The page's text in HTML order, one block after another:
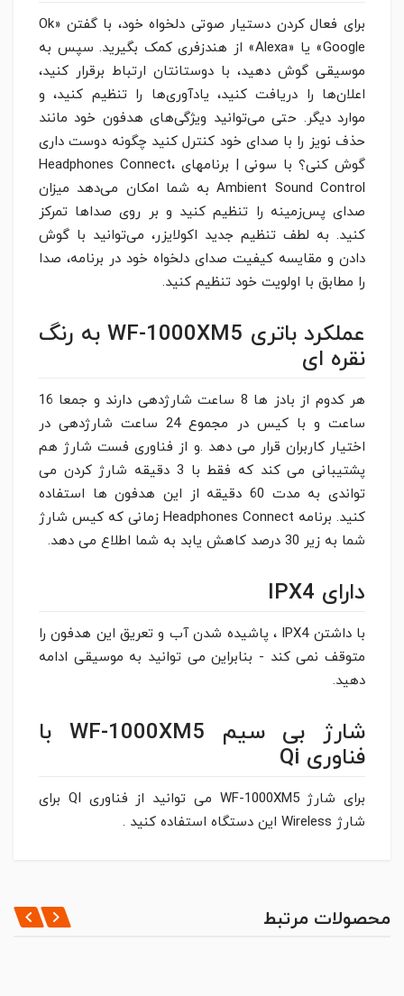
برای فعال کردن دستیار صوتی دلخواه خود، با گفتن «Ok
Google» یا «Alexa» از هندزفری کمک بگیرید. سپس به
موسیقی گوش دهید، با دوستانتان ارتباط برقرار کنید،
اعلان‌ها را دریافت کنید، یادآوری‌ها را تنظیم کنید، و
موارد دیگر. حتی می‌توانید ویژگی‌های هدفون خود مانند
حذف نویز را با صدای خود کنترل کنید چگونه دوست داری
گوش کنی؟ با سونی | برنامهای Headphones Connect،
Ambient Sound Control به شما امکان می‌دهد میزان
صدای پس‌زمینه را تنظیم کنید و بر روی صداها تمرکز
کنید. به لطف تنظیم جدید اکولایزر، می‌توانید با گوش
دادن و مقایسه کیفیت صدای دلخواه خود در برنامه، صدا
را مطابق با اولویت خود تنظیم کنید.
عملکرد باتری WF-1000XM5 به رنگ
نقره ای
هر کدوم از بادز ها 8 ساعت شارژدهی دارند و جمعا 16
ساعت و با کیس در مجموع 24 ساعت شارژدهی در
اختیار کاربران قرار می دهد .و از فناوری فست شارژ هم
پشتیبانی می کند که فقط با 3 دقیقه شارژ کردن می
تواندی به مدت 60 دقیقه از این هدفون ها استفاده
کنید. برنامه Headphones Connect زمانی که کیس شارژ
شما به زیر 30 درصد کاهش یابد به شما اطلاع می دهد.
دارای IPX4
با داشتن IPX4 ، پاشیده شدن آب و تعریق این هدفون را
متوقف نمی کند - بنابراین می توانید به موسیقی ادامه
دهید.
شارژ بی سیم WF-1000XM5 با
فناوری Qi
برای شارژ WF-1000XM5 می توانید از فناوری QI برای
شارژ Wireless این دستگاه استفاده کنید .
Closed, dynamic
ثبت نظر
محصولات مرتبط